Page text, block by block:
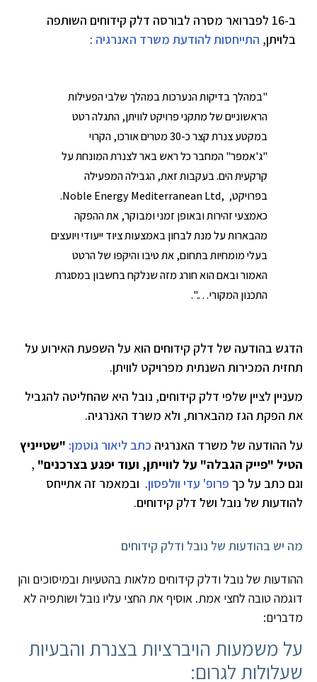
ב-16 לפברואר מסרה לבורסה דלק קידוחים השותפה
בלויתן, התייחסות להודעת משרד האנרגיה :
"במהלך בדיקות הנערכות במהלך שלבי הפעילות
הראשוניים של מתקני פרויקט לוויתן, התגלה רטט
במקטע צנרת קצר כ-30 מטרים אורכו, הקרוי
"ג'אמפר" המחבר כל ראש באר לצנרת המונחת על
קרקעית הים. בעקבות זאת, הגבילה המפעילה
בפרויקט, ,Noble Energy Mediterranean Ltd.
כאמצעי זהירות ובאופן זמני ומבוקר, את ההפקה
מהבארות על מנת לבחון באמצעות ציוד ייעודי ויועצים
בעלי מומחיות בתחום, את טיבו והיקפו של הרטט
האמור ובאם הוא חורג מזה שנלקח בחשבון במסגרת
התכנון המקורי….".
הדגש בהודעה של דלק קידוחים הוא על השפעת האירוע על
תחזית המכירות השנתית מפרויקט לוויתן.
מעניין לציין שלפי דלק קידוחים, נובל היא שהחליטה להגביל
את הפקת הגז מהבארות, ולא משרד האנרגיה.
על ההודעה של משרד האנרגיה כתב ליאור גוטמן: "שטייניץ
הטיל "פייק הגבלה" על לווייתן, ועוד יפגע בצרכנים" ,
וגם כתב על כך פרופ' עדי וולפסון. ובמאמר זה אתייחס
להודעות של נובל ושל דלק קידוחים.
מה יש בהודעות של נובל ודלק קידוחים
ההודעות של נובל ודלק קידוחים מלאות בהטעיות ובמיסוכים והן
דוגמה טובה לחצי אמת. אוסיף את החצי עליו נובל ושותפיה לא
מדברים:
על משמעות הויברציות בצנרת והבעיות
שעלולות לגרום: